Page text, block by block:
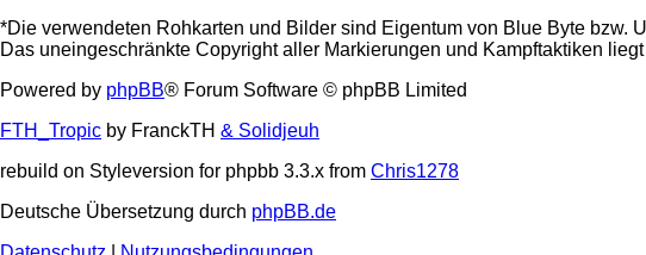
*Die verwendeten Rohkarten und Bilder sind Eigentum von Blue Byte bzw.
Das uneingeschränkte Copyright aller Markierungen und Kampftaktiken
Powered by phpBB® Forum Software © phpBB Limited
FTH_Tropic by FranckTH & Solidjeuh
rebuild on Styleversion for phpbb 3.3.x from Chris1278
Deutsche Übersetzung durch phpBB.de